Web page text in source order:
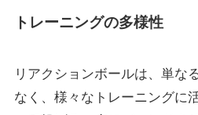
トレーニングの多様性
リアクションボールは、単な
なく、様々なトレーニングに